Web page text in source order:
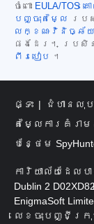
ចំពោះ EULA/TOS គ
បញ្ចុះតម្លៃ
រប
លក្ខណៈវិនិច្ឆ័យ
ផងដែរ។ ប្រសិន
ពីរបៀប ។
ផ្ទះ ជំហានលុ
តម្លៃការគំរា
បន្ថែម
ការិយាល័យដែលប
Dublin 2
EnigmaSoft
លេខចុះបញ្ជីក្រុ